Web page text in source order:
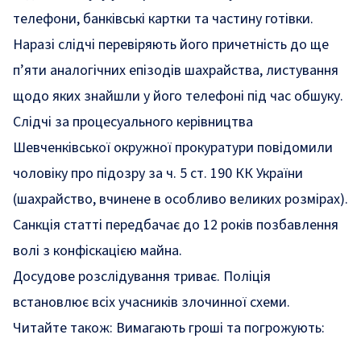
телефони, банківські картки та частину готівки.
Наразі слідчі перевіряють його причетність до ще
п’яти аналогічних епізодів шахрайства, листування
щодо яких знайшли у його телефоні під час обшуку.
Слідчі за процесуального керівництва
Шевченківської окружної прокуратури повідомили
чоловіку про підозру за ч. 5 ст. 190 КК України
(шахрайство, вчинене в особливо великих розмірах).
Санкція статті передбачає до 12 років позбавлення
волі з конфіскацією майна.
Досудове розслідування триває. Поліція
встановлює всіх учасників злочинної схеми.
Читайте також: Вимагають гроші та погрожують: